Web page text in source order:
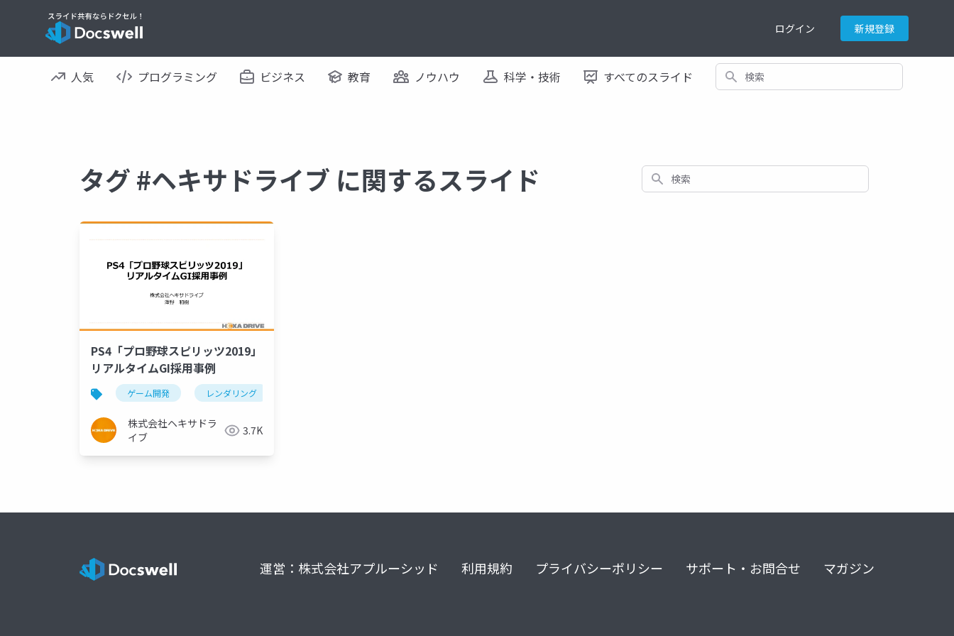
ログイン 新規登録
人気 プログラミング ビジネス 教育 ノウハウ 科学・技術 すべてのスライド 検索
タグ #ヘキサドライブ に関するスライド 検索
PS4「プロ野球スピリッツ2019」
リアルタイムGI採用事例
ゲーム開発 レンダリング
株式会社ヘキサドラ
イブ
3.7K
運営：株式会社アプルーシッド 利用規約 プライバシーポリシー サポート・お問合せ マガジン